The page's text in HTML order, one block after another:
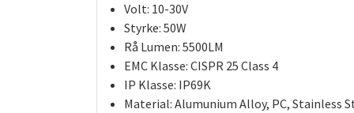
Volt: 10-30V
Styrke: 50W
Rå Lumen: 5500LM
EMC Klasse: CISPR 25 Class 4
IP Klasse: IP69K
Material: Alumunium Alloy, PC, Stainless